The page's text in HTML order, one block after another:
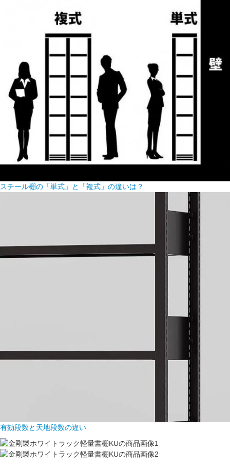
スチール棚の「単式」と「複式」の違いは？
有効段数と天地段数の違い